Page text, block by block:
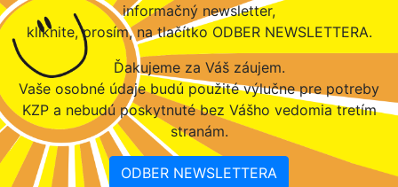
informačný newsletter,
kliknite, prosím, na tlačítko ODBER NEWSLETTERA.
Ďakujeme za Váš záujem.
Vaše osobné údaje budú použité výlučne pre potreby
KZP a nebudú poskytnuté bez Vášho vedomia tretím
stranám.
ODBER NEWSLETTERA